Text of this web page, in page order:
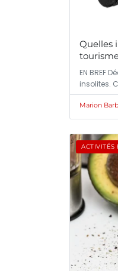
Quelles
EN BREF
insolites.
Marion
ACTIVITÉS